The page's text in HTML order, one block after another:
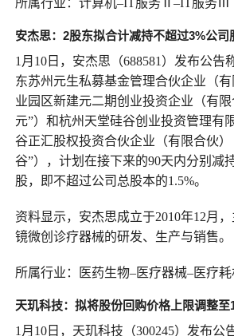
所属行业：计算机–IT服务Ⅱ–IT服务Ⅲ
安杰思： 2股东拟合计减持不超过3%公司
1月10日，安杰思（688581）发布公告
东苏州元生私募基金管理合伙企业（
业园区新建元二期创业投资企业（有
元”）和杭州天堂硅谷创业投资管理有
谷正汇股权投资合伙企业（有限合伙
谷”），计划在接下来的90天内分别减
股，即不超过公司总股本的1.5%。
资料显示，安杰思成立于2010年12月
镜微创诊疗器械的研发、生产与销售。
所属行业：医药生物–医疗器械–医疗耗
天玑科技： 拟将股份回购价格上限调整至
1月10日，天玑科技（300245）发布公